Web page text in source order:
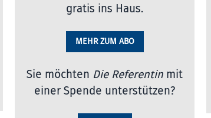
gratis ins Haus.
MEHR ZUM ABO
Sie möchten Die Referentin mit
einer Spende unterstützen?